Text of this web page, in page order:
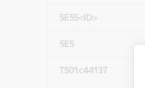
SESS<ID>
SES
TS01c44137